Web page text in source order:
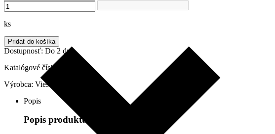
množstvo
Univerzálne
vykurovacie
Viessmann,
Typ
600mm/1600mm,
ks
Pridať do košíka
Dostupnosť: Do 2 dní
Katalógové číslo:
Výrobca: Viessmann
Popis
Popis produktu